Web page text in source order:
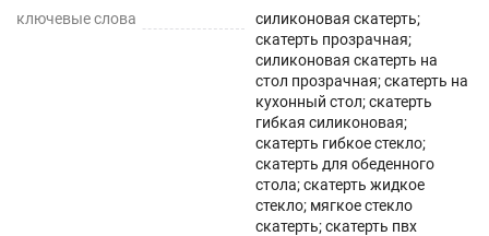
Легко мыть и протирать
Защита поверхности стола от отпечатков
пальцев, пыли, грязи и пятен жира.
Не скрывает натуральный цвет вашего стола
ключевые слова
силиконовая скатерть;
скатерть прозрачная;
силиконовая скатерть на
стол прозрачная; скатерть на
кухонный стол; скатерть
гибкая силиконовая;
скатерть гибкое стекло;
скатерть для обеденного
стола; скатерть жидкое
стекло; мягкое стекло
скатерть; скатерть пвх